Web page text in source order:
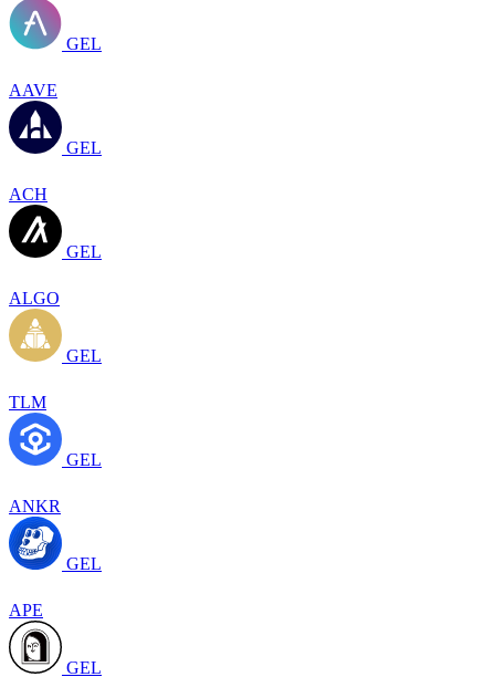
GEL
AAVE
GEL
ACH
GEL
ALGO
GEL
TLM
GEL
ANKR
GEL
APE
GEL